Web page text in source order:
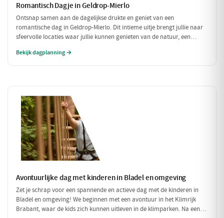
Romantisch Dagje in Geldrop-Mierlo
Ontsnap samen aan de dagelijkse drukte en geniet van een
romantische dag in Geldrop-Mierlo. Dit intieme uitje brengt jullie naar
sfeervolle locaties waar jullie kunnen genieten van de natuur, een
de omgeving en elkaar.
Bekijk dagplanning →
Avontuurlijke dag met kinderen in Bladel en omgeving
Zet je schrap voor een spannende en actieve dag met de kinderen in
Bladel en omgeving! We beginnen met een avontuur in het Klimrijk
Brabant, waar de kids zich kunnen uitleven in de klimparken. Na een